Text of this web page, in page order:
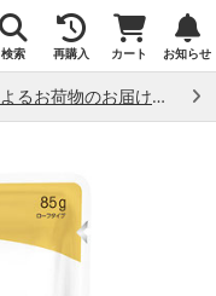
検索 再購入 カート お知らせ
熊本県熊本地方で発生した地震によるお荷物のお届け状況について （7/28）